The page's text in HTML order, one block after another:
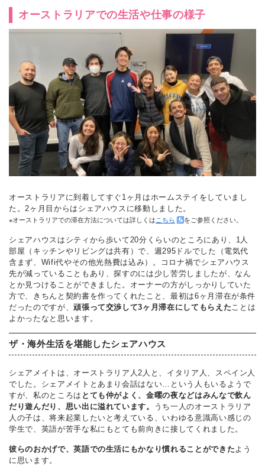
オーストラリアでの生活や仕事の様子
オーストラリアに到着してすぐ1ヶ月はホームステイをしていまし
た。2ヶ月目からはシェアハウスに移動しました。
※オーストラリアでの滞在方法については詳しくは こちら をご参照ください。
シェアハウスはシティから歩いて20分くらいのところにあり、1人
部屋（キッチンやリビングは共有）で、週295ドルでした（電気代
含まず、Wifi代やその他光熱費は込み）。コロナ禍でシェアハウス
先が減っていることもあり、探すのには少し苦労しましたが、なん
とか見つけることができました。オーナーの方がしっかりしていた
方で、きちんと契約書を作ってくれたこと、最初は6ヶ月滞在が条件
だったのですが、頑張って交渉して3ヶ月滞在にしてもらえたことは
よかったなと思います。
ザ・海外生活を堪能したシェアハウス
シェアメイトは、オーストラリア人2人と、イタリア人、スペイン人
でした。シェアメイトとあまり会話はない…という人もいるようで
すが、私のところは とても仲がよく、金曜の夜などはみんなで飲ん
だり遊んだり、思い出に溢れています。
うち一人のオーストラリア
人の子は、将来起業したいと考えている、いわゆる意識高い感じの
学生で、英語が苦手な私にもとても前向きに接してくれました。
彼らのおかげで、英語での生活にもかなり慣れることができたよう
に思います。